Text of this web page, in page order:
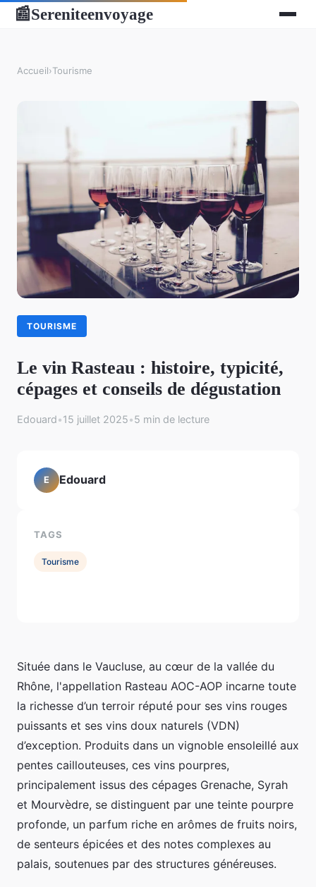
📰Sereniteenvoyage
Accueil›Tourisme
TOURISME
Le vin Rasteau : histoire, typicité,
cépages et conseils de dégustation
Edouard•15 juillet 2025•5 min de lecture
Située dans le Vaucluse, au cœur de la vallée du
Rhône, l'appellation Rasteau AOC-AOP incarne toute
la richesse d’un terroir réputé pour ses vins rouges
puissants et ses vins doux naturels (VDN)
d’exception. Produits dans un vignoble ensoleillé aux
pentes caillouteuses, ces vins pourpres,
principalement issus des cépages Grenache, Syrah
et Mourvèdre, se distinguent par une teinte pourpre
profonde, un parfum riche en arômes de fruits noirs,
de senteurs épicées et des notes complexes au
palais, soutenues par des structures généreuses.
E Edouard
TAGS
Tourisme